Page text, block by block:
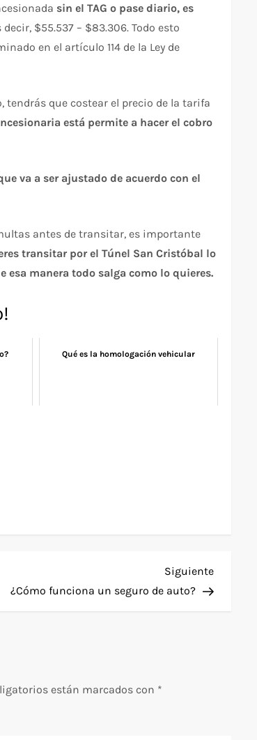
sin el TAG o pase diario, es
decir, $55.537 – $83.306. Todo esto
en el artículo 114 de la Ley de
que costear el precio de la tarifa
está permite a hacer el cobro
va a ser ajustado de acuerdo con el
antes de transitar, es importante
transitar por el Túnel San Cristóbal lo
esa manera todo salga como lo quieres.
Qué es la homologación vehicular
Siguiente
entrada
Siguiente
¿Cómo funciona un seguro de auto?
están marcados con *